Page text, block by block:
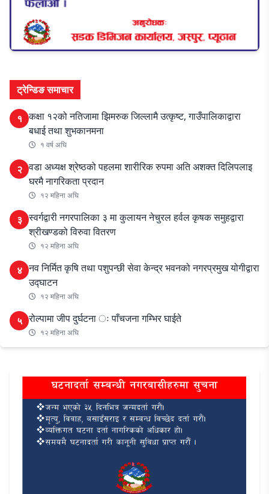
ट्रेन्डिङ समाचार
१ कक्षा १२को नतिजामा झिमरुक जिल्लामै उत्कृष्ट, गाउँपालिकाद्वारा
बधाई तथा शुभकानमना
१ वर्ष अघि
२ वडा अध्यक्ष श्रेष्ठको पहलमा शारीरिक रुपमा अति अशक्त दिलिपलाइ
घरमै नागरिकता प्रदान
१२ महिना अघि
३ स्वर्गद्वारी नगरपालिका ३ मा कुलायन नेचुरल हर्वल कृषक समुहद्वारा
श्रीखण्डको विरुवा वितरण
१२ महिना अघि
४ नव निर्मित कृषि तथा पशुपन्छी सेवा केन्द्र भवनको नगरप्रमुख योगीद्वारा
उद्घाटन
१२ महिना अघि
५ रोल्पामा जीप दुर्घटना ः पाँचजना गम्भिर घाईते
१२ महिना अघि